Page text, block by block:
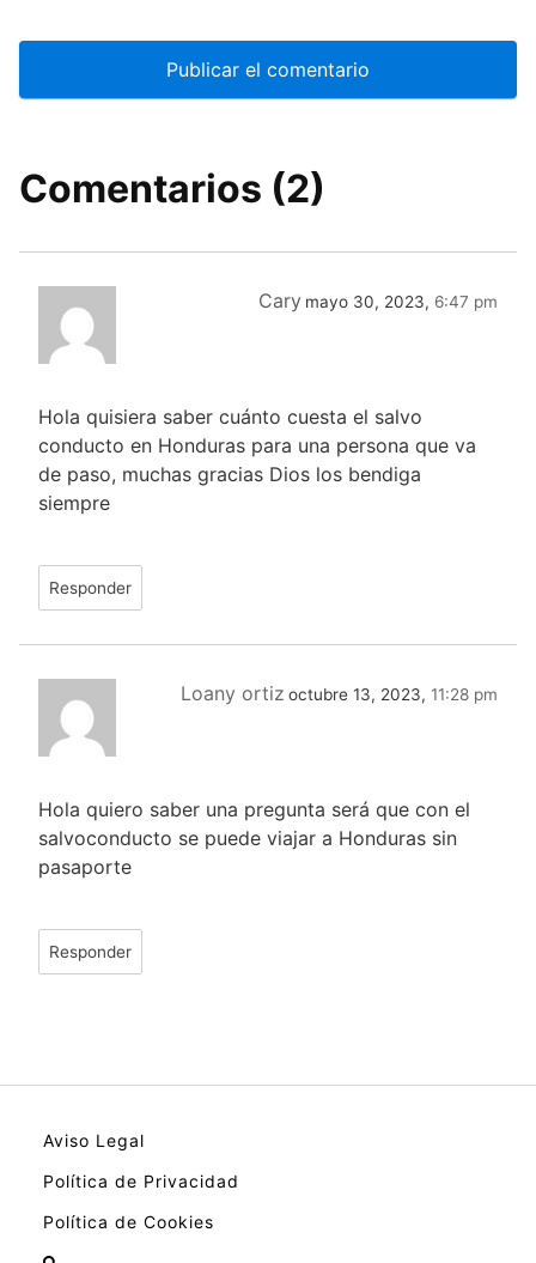
Comentarios (2)
Cary mayo 30, 2023, 6:47 pm
Hola quisiera saber cuánto cuesta el salvo
conducto en Honduras para una persona que va
de paso, muchas gracias Dios los bendiga
siempre
Responder
Loany ortiz octubre 13, 2023, 11:28 pm
Hola quiero saber una pregunta será que con el
salvoconducto se puede viajar a Honduras sin
pasaporte
Responder
Aviso Legal
Política de Privacidad
Política de Cookies